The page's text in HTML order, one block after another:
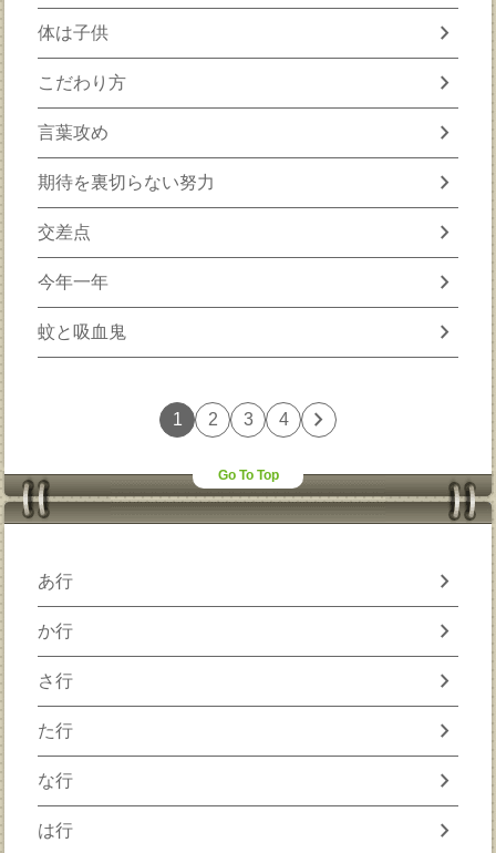
体は子供 chevron_right
こだわり方 chevron_right
言葉攻め chevron_right
期待を裏切らない努力 chevron_right
交差点 chevron_right
今年一年 chevron_right
蚊と吸血鬼 chevron_right
1 2 3 4 chevron_right
Go To Top
あ行 chevron_right
か行 chevron_right
さ行 chevron_right
た行 chevron_right
な行 chevron_right
は行 chevron_right